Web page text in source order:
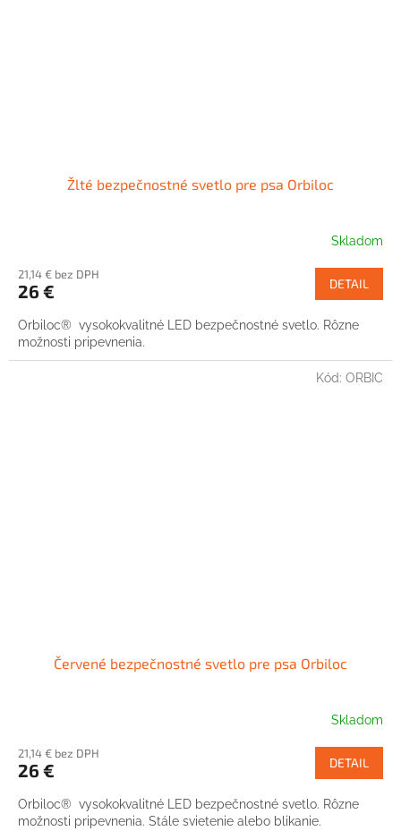
Žlté bezpečnostné svetlo pre psa Orbiloc
Skladom
21,14 € bez DPH
26 € DETAIL
Orbiloc® vysokokvalitné LED bezpečnostné svetlo. Rôzne
možnosti pripevnenia.
Červené bezpečnostné svetlo pre psa Orbiloc
Skladom
21,14 € bez DPH
26 € DETAIL
Orbiloc® vysokokvalitné LED bezpečnostné svetlo. Rôzne
možnosti pripevnenia. Stále svietenie alebo blikanie.
Kód: ORBIC